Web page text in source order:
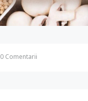
0 Comentarii